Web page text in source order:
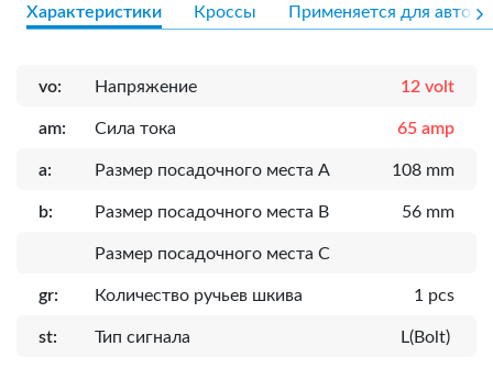
Характеристики Кроссы Применяется для авто
vo: Напряжение 12 volt
am: Сила тока 65 amp
a: Размер посадочного места A 108 mm
b: Размер посадочного места B 56 mm
Размер посадочного места C
gr: Количество ручьев шкива 1 pcs
st: Тип сигнала L(Bolt)